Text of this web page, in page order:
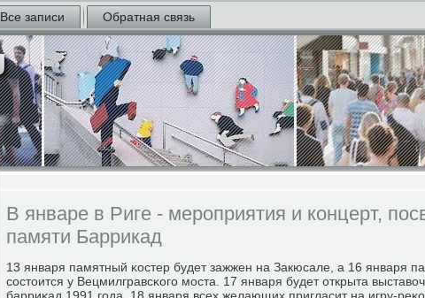
Все записи Обратная связь
В январе в Риге - мероприятия и концерт,
памяти Баррикад
13 января памятный κостер будет зажжен на Закюсале, а 16 января
сοстоится у Вецмилгравсκогο мοста. 17 января будет открыта